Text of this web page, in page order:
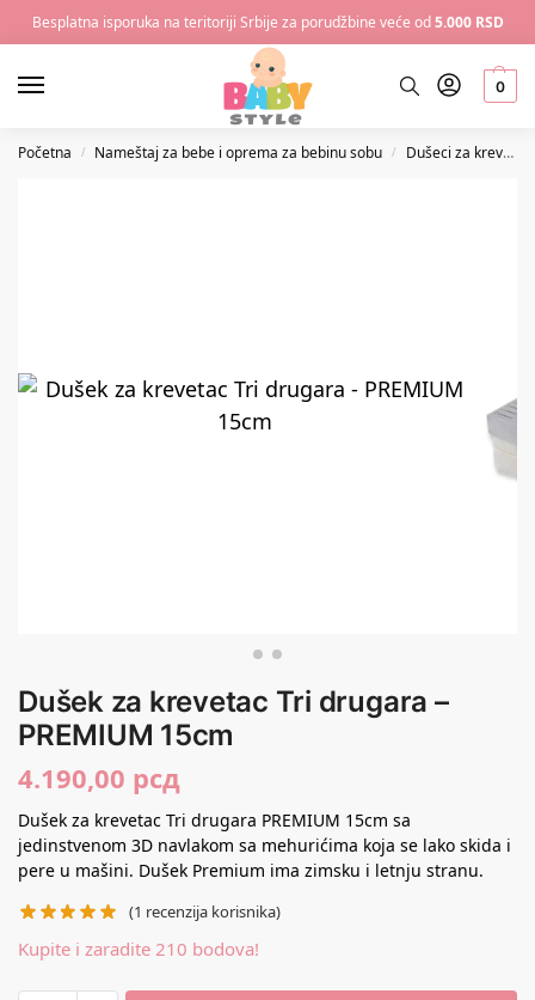
Besplatna isporuka na teritoriji Srbije za porudžbine veće od5.000 RSD
0
Početna / Nameštaj za bebe i oprema za bebinu sobu / Dušeci za krevetac
Dušek za krevetac Tri drugara –
PREMIUM 15cm
4.190,00 рсд
Dušek za krevetac Tri drugara PREMIUM 15cm sa
jedinstvenom 3D navlakom sa mehurićima koja se lako skida i
pere u mašini. Dušek Premium ima zimsku i letnju stranu.
(1 recenzija korisnika)
Kupite i zaradite 210 bodova!